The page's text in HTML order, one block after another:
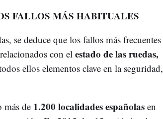
FALLOS MÁS HABITUALES
se deduce que los fallos más frecuentes
con elestado de las ruedas,
ellos elementos clave en la seguridad,
más de 1.200 localidades españolasen